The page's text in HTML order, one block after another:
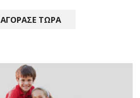
ΑΓΟΡΑΣΕ ΤΩΡΑ